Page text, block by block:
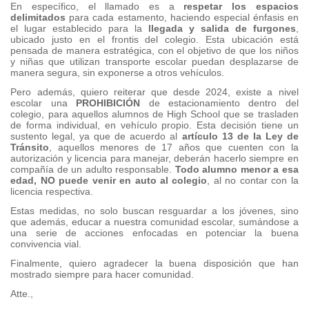
En específico, el llamado es arespetar los espacios
delimitados para cada estamento, haciendo especial énfasis en
el lugar establecido para la
llegada y salida de furgones,
ubicado justo en el frontis del colegio. Esta ubicación está
pensada de manera estratégica, con el objetivo de que los niños
y niñas que utilizan transporte escolar puedan desplazarse de
manera segura, sin exponerse a otros vehículos.
Pero además, quiero reiterar que desde 2024, existe a nivel
escolar una PROHIBICIÓN de estacionamiento dentro del
colegio, para aquellos alumnos de High School que se trasladen
de forma individual, en vehículo propio. Esta decisión tiene un
sustento legal, ya que de acuerdo al artículo 13 de la Ley de
Tránsito, aquellos menores de 17 años que cuenten con la
autorización y licencia para manejar, deberán hacerlo siempre en
compañía de un adulto responsable. Todo alumno menor a esa
edad, NO puede venir en auto al colegio, al no contar con la
licencia respectiva.
Estas medidas, no solo buscan resguardar a los jóvenes, sino
que además, educar a nuestra comunidad escolar, sumándose a
una serie de acciones enfocadas en potenciar la buena
convivencia vial.
Finalmente, quiero agradecer la buena disposición que han
mostrado siempre para hacer comunidad.
Atte.,